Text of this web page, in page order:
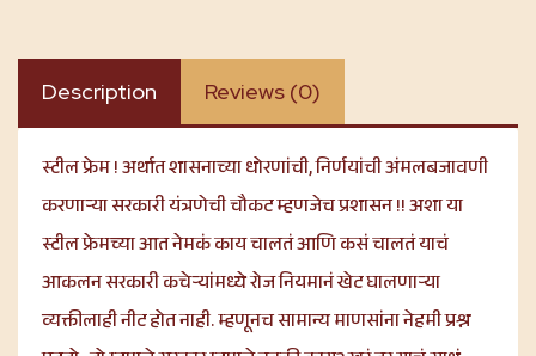
Description Reviews (0)
स्टील फ्रेम ! अर्थात शासनाच्या धोरणांची, निर्णयांची अंमलबजावणी
करणाऱ्या सरकारी यंत्रणेची चौकट म्हणजेच प्रशासन !! अशा या
स्टील फ्रेमच्या आत नेमकं काय चालतं आणि कसं चालतं याचं
आकलन सरकारी कचेऱ्यांमध्ये रोज नियमानं खेट घालणाऱ्या
व्यक्तीलाही नीट होत नाही. म्हणूनच सामान्य माणसांना नेहमी प्रश्न